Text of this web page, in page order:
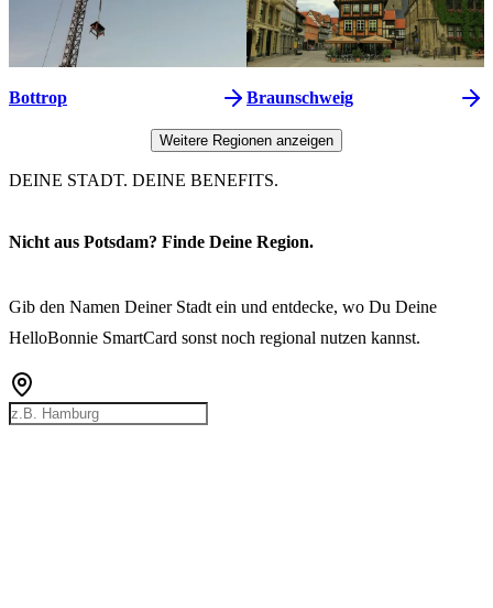
Bottrop Braunschweig
Weitere Regionen anzeigen
DEINE STADT. DEINE BENEFITS.
Nicht aus Potsdam? Finde Deine Region.
Gib den Namen Deiner Stadt ein und entdecke, wo Du Deine
HelloBonnie SmartCard sonst noch regional nutzen kannst.